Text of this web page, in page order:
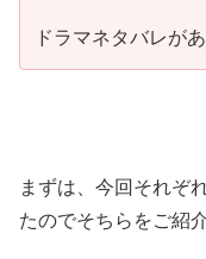
ドラマネタバレが
まずは、今回それぞ
たのでそちらをご紹介